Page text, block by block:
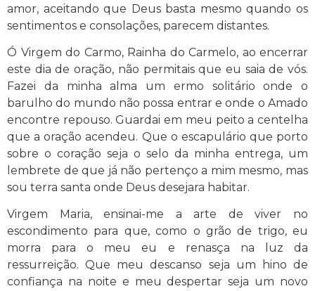
amor, aceitando que Deus basta mesmo quando os
sentimentos e consolações, parecem distantes.
Ó Virgem do Carmo, Rainha do Carmelo, ao encerrar
este dia de oração, não permitais que eu saia de vós.
Fazei da minha alma um ermo solitário onde o
barulho do mundo não possa entrar e onde o Amado
encontre repouso. Guardai em meu peito a centelha
que a oração acendeu. Que o escapulário que porto
sobre o coração seja o selo da minha entrega, um
lembrete de que já não pertenço a mim mesmo, mas
sou terra santa onde Deus desejara habitar.
Virgem Maria, ensinai-me a arte de viver no
escondimento para que, como o grão de trigo, eu
morra para o meu eu e renasça na luz da
ressurreição. Que meu descanso seja um hino de
confiança na noite e meu despertar seja um novo